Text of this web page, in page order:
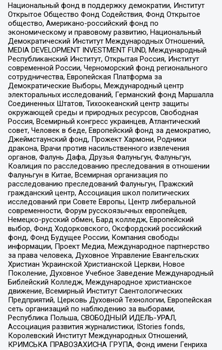
Национальный фонд в поддержку демократии, Институт
Открытое Общество Фонд Содействия, Фонд Открытое
общество, Американо-российский фонд по
экономическому и правовому развитию, Национальный
Демократический Институт Международных Отношений,
MEDIA DEVELOPMENT INVESTMENT FUND, Международный
Республиканский Институт, Открытая Россия, Институт
современной России, Черноморский фонд регионального
сотрудничества, Европейская Платформа за
Демократические Выборы, Международный центр
электоральных исследований, Германский фонд Маршалла
Соединенных Штатов, Тихоокеанский центр защиты
окружающей среды и природных ресурсов, Свободная
Россия, Всемирный конгресс украинцев, Атлантический
совет, Человек в беде, Европейский фонд за демократию,
Джеймстаунский фонд, Прожект Хармони, Родники
дракона, Врачи против насильственного извлечения
органов, Фалунь Дафа, Друзья Фалуньгун, Фалуньгун,
Коалиция по расследованию преследования в отношении
Фалуньгун в Китае, Всемирная организация по
расследованию преследований Фалуньгун, Пражский
гражданский центр, Ассоциация школ политических
исследований при Совете Европы, Центр либеральной
современности, Форум русскоязычных европейцев,
Немецко-русский обмен, Бард колледж, Европейский
выбор, Фонд Ходорковского, Оксфордский российский
фонд, Фонд Будущее России, Компания свободы
информации, Проект Медиа, Международное партнерство
за права человека, Духовное Управление Евангельских
Христиан Украинской Христианской Церкви, Новое
Поколение, Духовное Учебное Заведение Международный
Библейский Колледж, Международное христианское
движение, Всемирный Институт Саентологических
Предприятий, Церковь Духовной Технологии, Европейская
сеть организаций по наблюдению за выборами,
Республика Польша, СВОБОДНЫЙ ИДЕЛЬ-УРАЛ,
Ассоциация развития журналистики, IStories fonds,
Королевский Институт Международных Отношений,
КРИМСЬКА ПРАВОЗАХИСНА ГРУПА, Фонд имени Генриха